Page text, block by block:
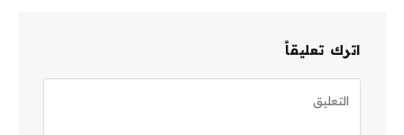
اترك تعليقاً